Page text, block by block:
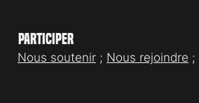
Participer
Nous soutenir ; Nous rejoindre ;